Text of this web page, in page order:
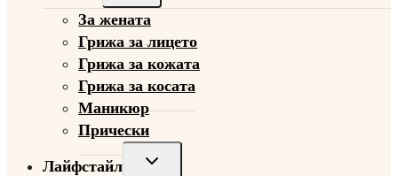
menu
За жената
Грижа за лицето
Грижа за кожата
Грижа за косата
Маникюр
Прически
Лайфстайл
Toggle